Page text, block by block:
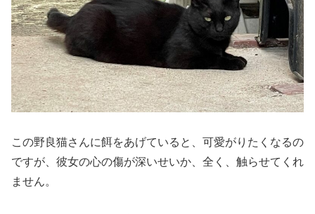
この野良猫さんに餌をあげていると、可愛がりたくなるの
ですが、彼女の心の傷が深いせいか、全く、触らせてくれ
ません。